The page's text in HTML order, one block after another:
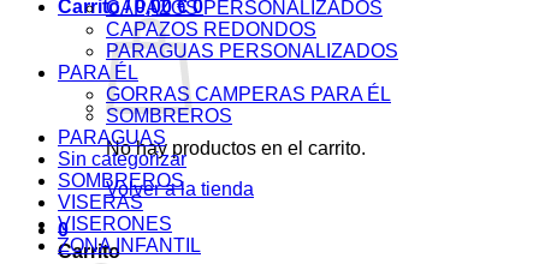
Carrito /0,00€ 0
No hay productos en el carrito.
Volver a la tienda
0
Carrito
CAPAZOS PERSONALIZADOS
CAPAZOS REDONDOS
PARAGUAS PERSONALIZADOS
PARA ÉL
GORRAS CAMPERAS PARA ÉL
SOMBREROS
PARAGUAS
Sin categorizar
SOMBREROS
VISERAS
VISERONES
ZONA INFANTIL